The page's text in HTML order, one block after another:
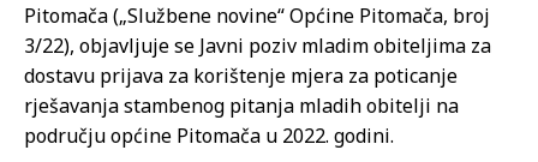
Pitomača („Službene novine“ Općine Pitomača, broj
3/22), objavljuje se Javni poziv mladim obiteljima za
dostavu prijava za korištenje mjera za poticanje
rješavanja stambenog pitanja mladih obitelji na
području općine Pitomača u 2022. godini.